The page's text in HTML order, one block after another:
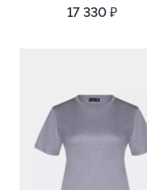
17 330 ₽